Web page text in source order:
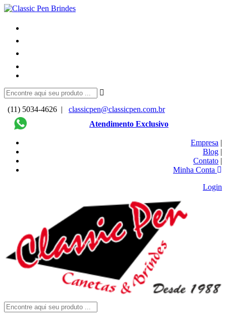
(11) 5034-4626 |
classicpen@classicpen.com.br
Atendimento Exclusivo
Empresa |
Blog |
Contato |
Minha Conta
Login